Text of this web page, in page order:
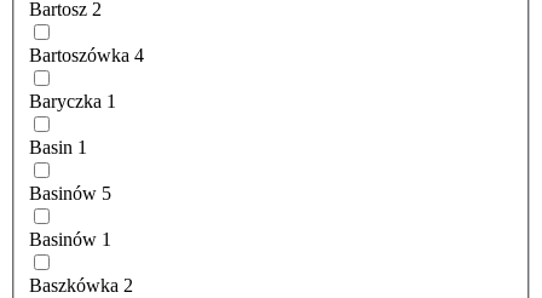
Bartosz 2
Bartoszówka 4
Baryczka 1
Basin 1
Basinów 5
Basinów 1
Baszkówka 2